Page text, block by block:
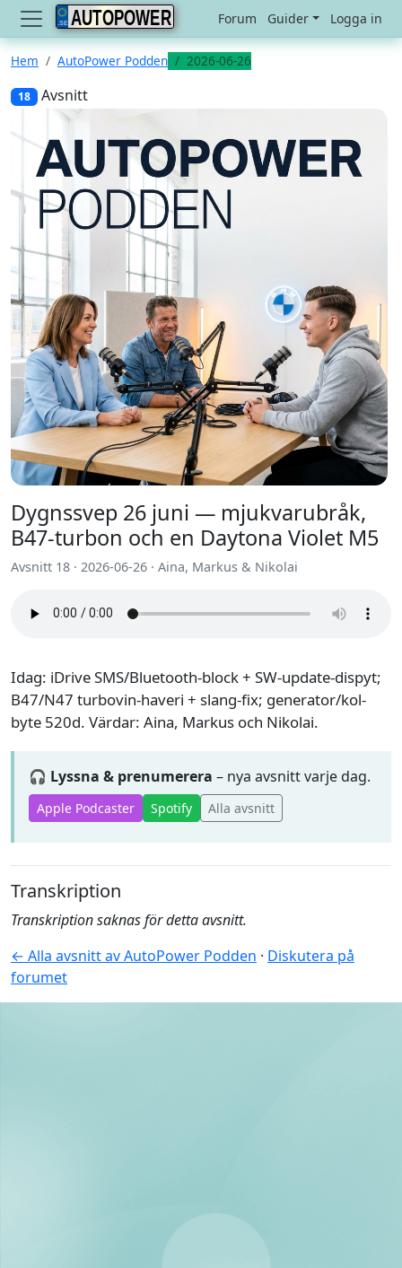
AUTOPOWER Forum Guider Logga in
Hem AutoPower Podden 2026-06-26
18 Avsnitt
Dygnssvep 26 juni — mjukvarubråk,
B47-turbon och en Daytona Violet M5
Avsnitt 18 · 2026-06-26 · Aina, Markus & Nikolai
Idag: iDrive SMS/Bluetooth-block + SW-update-dispyt;
B47/N47 turbovin-haveri + slang-fix; generator/kol-
byte 520d. Värdar: Aina, Markus och Nikolai.
🎧 Lyssna & prenumerera – nya avsnitt varje dag.
Apple Podcaster Spotify Alla avsnitt
Transkription
Transkription saknas för detta avsnitt.
← Alla avsnitt av AutoPower Podden · Diskutera på
forumet